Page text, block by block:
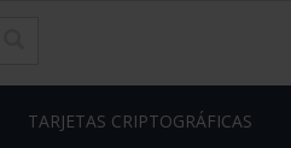
TARJETAS CRIPTOGRÁFICAS